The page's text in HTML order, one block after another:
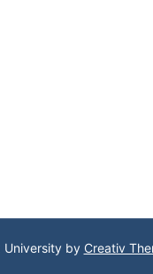
University by Creativ